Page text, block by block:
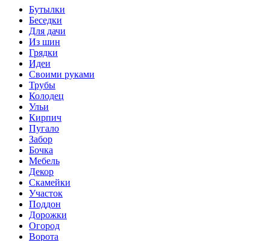
Бутылки
Беседки
Для дачи
Из шин
Грядки
Идеи
Своими руками
Трубы
Колодец
Ульи
Кирпич
Пугало
Забор
Бочка
Мебель
Декор
Скамейки
Участок
Поддон
Дорожки
Огород
Ворота